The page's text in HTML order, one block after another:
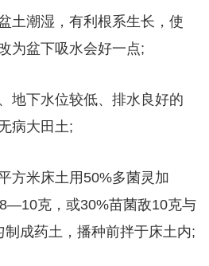
土潮湿，有利根系生长，使
为盆下吸水会好一点;
地下水位较低、排水良好的
病大田土;
方米床土用50%多菌灵加
克，或30%苗菌敌10克与
成药土，播种前拌于床土内;